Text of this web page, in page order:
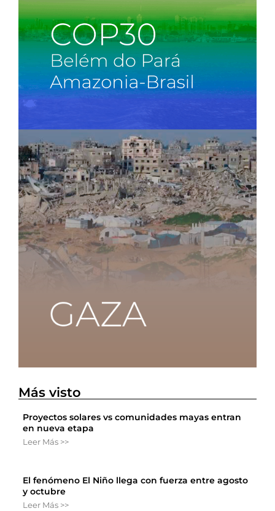
Más visto
Proyectos solares vs comunidades mayas entran
en nueva etapa
Leer Más >>
El fenómeno El Niño llega con fuerza entre agosto
y octubre
Leer Más >>